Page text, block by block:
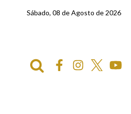
Sábado, 08 de Agosto de 2026